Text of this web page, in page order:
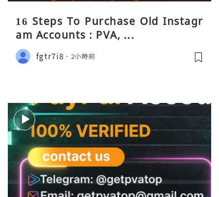
16 Steps To Purchase Old Instagr
am Accounts : PVA, ...
fgtr7i8 2小時前